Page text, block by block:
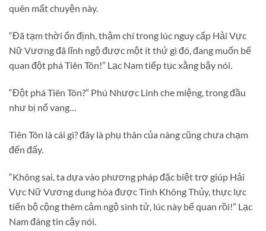
quên mất chuyện này.
“Đã tạm thời ổn định, thậm chí trong lúc nguy cấp Hải Vực
Nữ Vương đã lĩnh ngộ được một ít thứ gì đó, đang muốn bế
quan đột phá Tiên Tôn!” Lạc Nam tiếp tục xằng bậy nói.
“Đột phá Tiên Tôn?” Phú Nhược Linh che miệng, trong đầu
như bị nổ vang…
Tiên Tôn là cái gì? đây là phụ thân của nàng cũng chưa chạm
đến đấy.
“Không sai, ta dựa vào phương pháp đặc biệt trợ giúp Hải
Vực Nữ Vương dung hòa được Tinh Không Thủy, thực lực
tiến bộ cộng thêm cảm ngộ sinh tử, lúc này bế quan rồi!” Lạc
Nam đáng tin cậy nói.